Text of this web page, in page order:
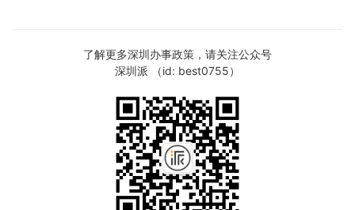
了解更多深圳办事政策，请关注公众号
深圳派 （id: best0755）